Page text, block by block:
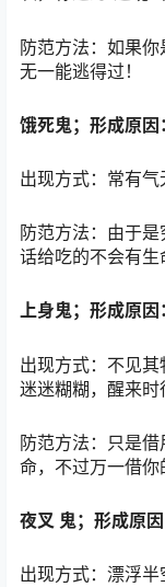
防范方法：如果
无一能逃得过！
饿死鬼；形成原因
出现方式：常有气
防范方法：由于
话给吃的不会有生
上身鬼；形成原因
出现方式：不见其
迷迷糊糊，醒来时
防范方法：只是
命，不过万一借你
夜叉 鬼；形成原因
出现方式：漂浮半